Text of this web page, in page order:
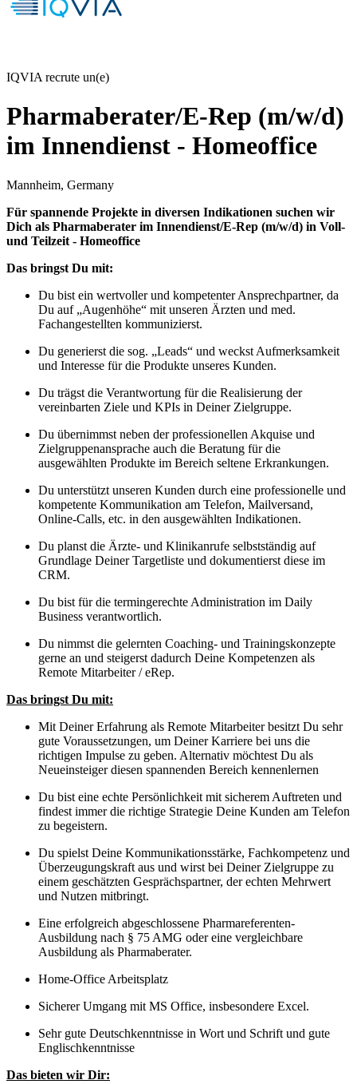
IQVIA recrute un(e)
Pharmaberater/E-Rep (m/w/d)
im Innendienst - Homeoffice
Mannheim, Germany
Für spannende Projekte in diversen Indikationen suchen wir
Dich als Pharmaberater im Innendienst/E-Rep (m/w/d) in Voll-
und Teilzeit - Homeoffice
Das bringst Du mit:
Du bist ein wertvoller und kompetenter Ansprechpartner, da
Du auf „Augenhöhe“ mit unseren Ärzten und med.
Fachangestellten kommunizierst.
Du generierst die sog. „Leads“ und weckst Aufmerksamkeit
und Interesse für die Produkte unseres Kunden.
Du trägst die Verantwortung für die Realisierung der
vereinbarten Ziele und KPIs in Deiner Zielgruppe.
Du übernimmst neben der professionellen Akquise und
Zielgruppenansprache auch die Beratung für die
ausgewählten Produkte im Bereich seltene Erkrankungen.
Du unterstützt unseren Kunden durch eine professionelle und
kompetente Kommunikation am Telefon, Mailversand,
Online-Calls, etc. in den ausgewählten Indikationen.
Du planst die Ärzte- und Klinikanrufe selbstständig auf
Grundlage Deiner Targetliste und dokumentierst diese im
CRM.
Du bist für die termingerechte Administration im Daily
Business verantwortlich.
Du nimmst die gelernten Coaching- und Trainingskonzepte
gerne an und steigerst dadurch Deine Kompetenzen als
Remote Mitarbeiter / eRep.
Das bringst Du mit:
Mit Deiner Erfahrung als Remote Mitarbeiter besitzt Du sehr
gute Voraussetzungen, um Deiner Karriere bei uns die
richtigen Impulse zu geben. Alternativ möchtest Du als
Neueinsteiger diesen spannenden Bereich kennenlernen
Du bist eine echte Persönlichkeit mit sicherem Auftreten und
findest immer die richtige Strategie Deine Kunden am Telefon
zu begeistern.
Du spielst Deine Kommunikationsstärke, Fachkompetenz und
Überzeugungskraft aus und wirst bei Deiner Zielgruppe zu
einem geschätzten Gesprächspartner, der echten Mehrwert
und Nutzen mitbringt.
Eine erfolgreich abgeschlossene Pharmareferenten-
Ausbildung nach § 75 AMG oder eine vergleichbare
Ausbildung als Pharmaberater.
Home-Office Arbeitsplatz
Sicherer Umgang mit MS Office, insbesondere Excel.
Sehr gute Deutschkenntnisse in Wort und Schrift und gute
Englischkenntnisse
Das bieten wir Dir: